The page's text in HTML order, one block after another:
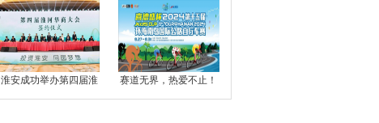
淮安成功举办第四届淮 赛道无界，热爱不止！